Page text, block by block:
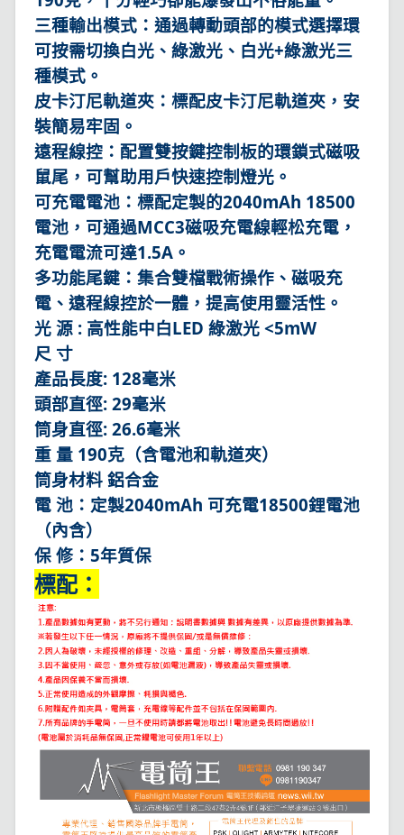
三種輸出模式：通過轉動頭部的模式選擇環
可按需切換白光、綠激光、白光+綠激光三
種模式。
皮卡汀尼軌道夾：標配皮卡汀尼軌道夾，安
裝簡易牢固。
遠程線控：配置雙按鍵控制板的環鎖式磁吸
鼠尾，可幫助用戶快速控制燈光。
可充電電池：標配定製的2040mAh 18500
電池，可通過MCC3磁吸充電線輕松充電，
充電電流可達1.5A。
多功能尾鍵：集合雙檔戰術操作、磁吸充
電、遠程線控於一體，提高使用靈活性。
光 源 : 高性能中白LED 綠激光 <5mW
尺 寸
產品長度: 128毫米
頭部直徑: 29毫米
筒身直徑: 26.6毫米
重 量 190克（含電池和軌道夾）
筒身材料 鋁合金
電 池：定製2040mAh 可充電18500鋰電池
（內含）
保 修：5年質保
標配：